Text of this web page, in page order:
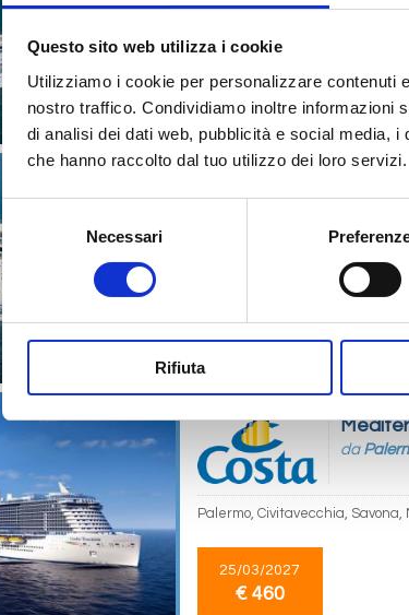
Questo sito web utilizza i cookie
Utilizziamo i cookie per personalizzare contenuti
nostro traffico. Condividiamo inoltre informazioni
di analisi dei dati web, pubblicità e social media,
che hanno raccolto dal tuo utilizzo dei loro servizi.
del
consenso
Necessari
Rifiuta
11/12/2027
€ 453
18/12/
€ 843
€ 459
da
Palermo, Civitavecchia,
25/03/2027
€ 460